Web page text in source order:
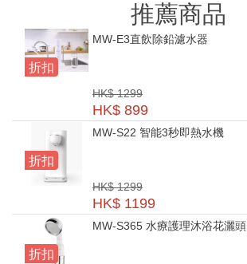
推薦商品
折扣
MW-E3直飲除鉛濾水器
HK$ 1299
HK$ 899
折扣
MW-S22 智能3秒即熱水機
HK$ 1299
HK$ 1199
折扣
MW-S365 水療護理沐浴花灑頭